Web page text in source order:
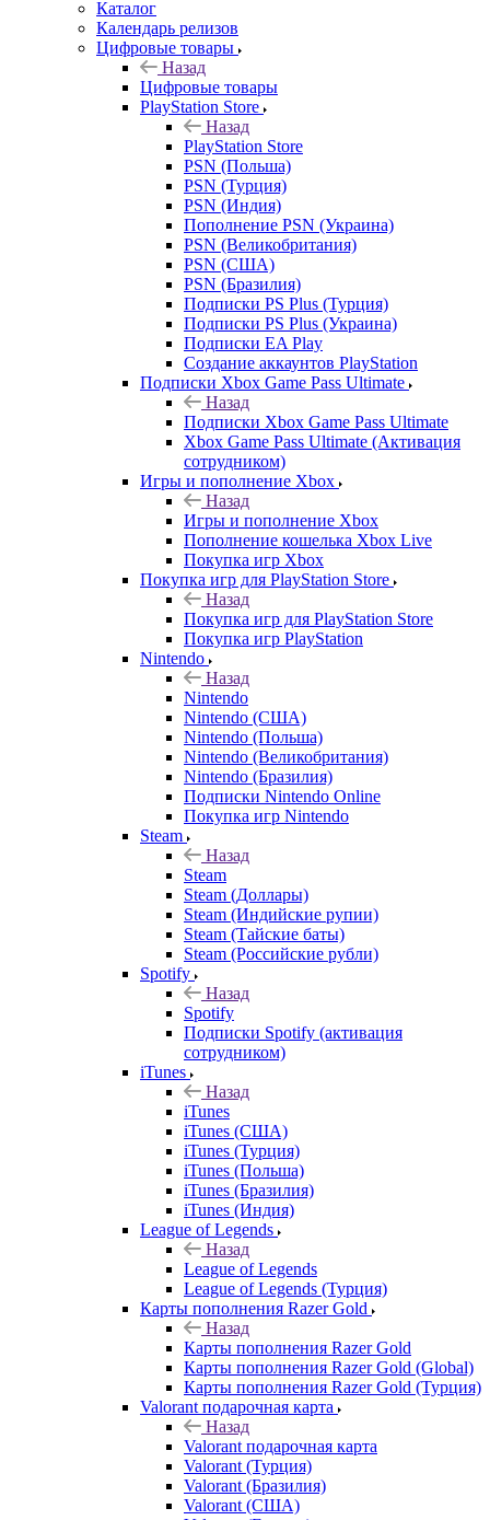
Каталог
Календарь релизов
Цифровые товары
Назад
Цифровые товары
PlayStation Store
Назад
PlayStation Store
PSN (Польша)
PSN (Турция)
PSN (Индия)
Пополнение PSN (Украина)
PSN (Великобритания)
PSN (США)
PSN (Бразилия)
Подписки PS Plus (Турция)
Подписки PS Plus (Украина)
Подписки EA Play
Создание аккаунтов PlayStation
Подписки Xbox Game Pass Ultimate
Назад
Подписки Xbox Game Pass Ultimate
Xbox Game Pass Ultimate (Активация
сотрудником)
Игры и пополнение Xbox
Назад
Игры и пополнение Xbox
Пополнение кошелька Xbox Live
Покупка игр Xbox
Покупка игр для PlayStation Store
Назад
Покупка игр для PlayStation Store
Покупка игр PlayStation
Nintendo
Назад
Nintendo
Nintendo (США)
Nintendo (Польша)
Nintendo (Великобритания)
Nintendo (Бразилия)
Подписки Nintendo Online
Покупка игр Nintendo
Steam
Назад
Steam
Steam (Доллары)
Steam (Индийские рупии)
Steam (Тайские баты)
Steam (Российские рубли)
Spotify
Назад
Spotify
Подписки Spotify (активация
сотрудником)
iTunes
Назад
iTunes
iTunes (США)
iTunes (Турция)
iTunes (Польша)
iTunes (Бразилия)
iTunes (Индия)
League of Legends
Назад
League of Legends
League of Legends (Турция)
Карты пополнения Razer Gold
Назад
Карты пополнения Razer Gold
Карты пополнения Razer Gold (Global)
Карты пополнения Razer Gold (Турция)
Valorant подарочная карта
Назад
Valorant подарочная карта
Valorant (Турция)
Valorant (Бразилия)
Valorant (США)